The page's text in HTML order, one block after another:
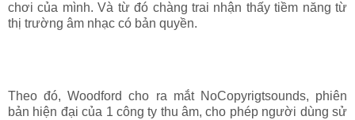
chơi của mình. Và từ đó chàng trai nhận thấy tiềm năng từ
thị trường âm nhạc có bản quyền.
Theo đó, Woodford cho ra mắt NoCopyrigtsounds, phiên
bản hiện đại của 1 công ty thu âm, cho phép người dùng sử